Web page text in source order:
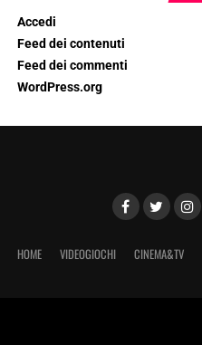
Accedi
Feed dei contenuti
Feed dei commenti
WordPress.org
HOME VIDEOGIOCHI CINEMA&TV